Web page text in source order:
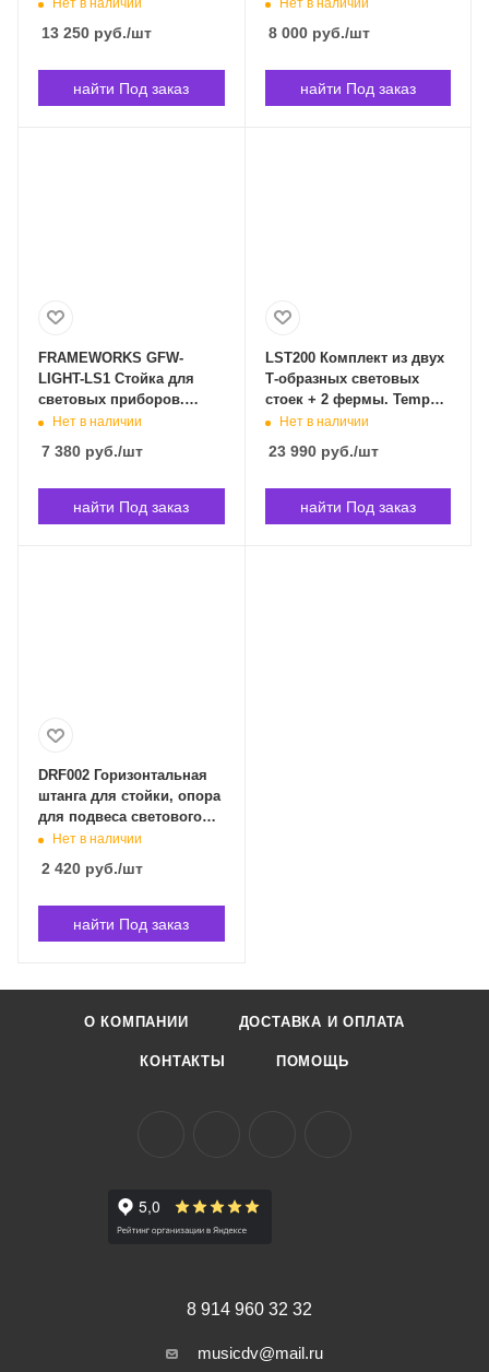
Нет в наличии
13 250 руб./шт
найти Под заказ
06 в Владивостоке
Нет в наличии
8 000руб./шт
найти Под заказ
FRAMEWORKS GFW-
LIGHT-LS1 Стойка для
световых приборов.
GATOR GFW-LIGHT-LS1 в
Нет в наличии
7 380 руб./шт
найти Под заказ
LST200 Комплект из двух
Т-образных световых
стоек + 2 фермы. Tempo
LST200 в Владивостоке
Нет в наличии
23 990руб./шт
найти Под заказ
DRF002 Горизонтальная
штанга для стойки, опора
для подвеса светового
оборудования, Soundking
Нет в наличии
2 420 руб./шт
найти Под заказ
О КОМПАНИИ ДОСТАВКА И ОПЛАТА
КОНТАКТЫ ПОМОЩЬ
8 914 960 32 32
musicdv@mail.ru